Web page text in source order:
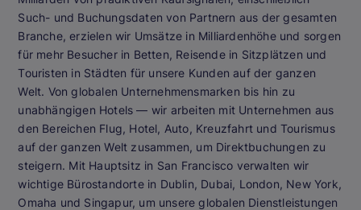
Such- und Buchungsdaten von Partnern aus der gesamten
Branche, erzielen wir Umsätze in Milliardenhöhe und sorgen
für mehr Besucher in Betten, Reisende in Sitzplätzen und
Touristen in Städten für unsere Kunden auf der ganzen
Welt. Von globalen Unternehmensmarken bis hin zu
unabhängigen Hotels — wir arbeiten mit Unternehmen aus
den Bereichen Flug, Hotel, Auto, Kreuzfahrt und Tourismus
auf der ganzen Welt zusammen, um Direktbuchungen zu
steigern. Mit Hauptsitz in San Francisco verwalten wir
wichtige Bürostandorte in Dublin, Dubai, London, New York,
Omaha und Singapur, um unsere globalen Dienstleistungen